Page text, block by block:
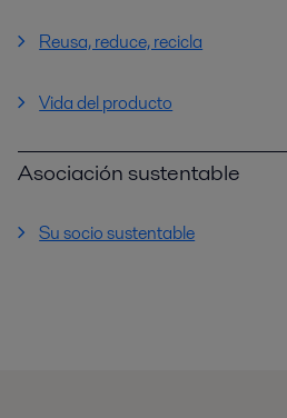
Reusa, reduce, recicla
Vida del producto
Asociación sustentable
Su socio sustentable